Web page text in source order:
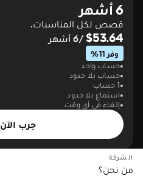
6 أشهر
قصص لكل المناسبات.
$53.64 /6 أشهر
وفر 11%
حساب واحد
حساب بلا حدود
1 حساب
استماع بلا حدود
إلغاء في أي وقت
جرب الآن
الشركة
من نحن؟